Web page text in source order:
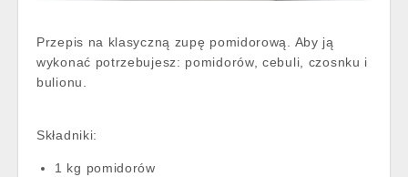
Przepis na klasyczną zupę pomidorową. Aby ją
wykonać potrzebujesz: pomidorów, cebuli, czosnku i
bulionu.
Składniki:
1 kg pomidorów